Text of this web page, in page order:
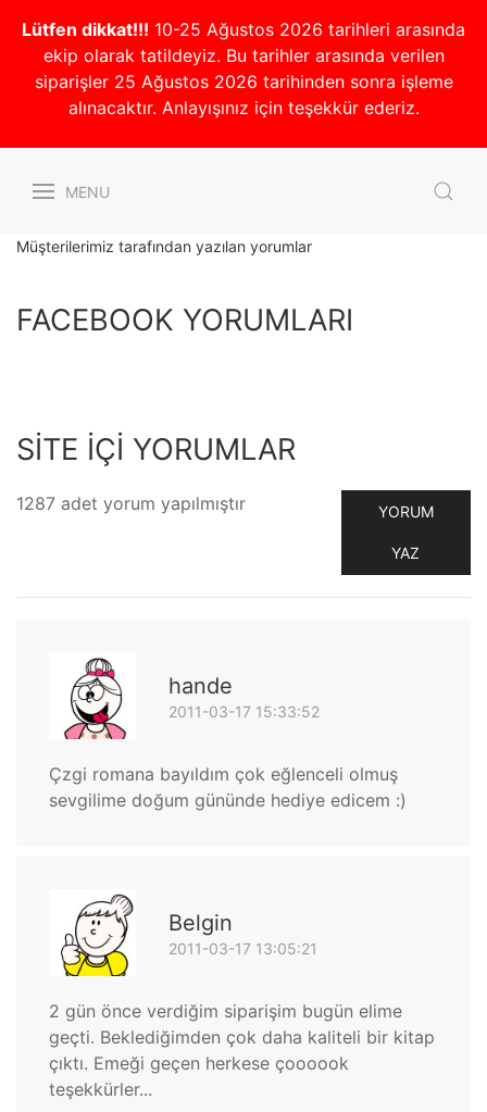
Lütfen dikkat!!! 10-25 Ağustos 2026 tarihleri arasında
ekip olarak tatildeyiz. Bu tarihler arasında verilen
siparişler 25 Ağustos 2026 tarihinden sonra işleme
alınacaktır. Anlayışınız için teşekkür ederiz.
MENU
Müşterilerimiz tarafından yazılan yorumlar
FACEBOOK YORUMLARI
SİTE İÇİ YORUMLAR
1287 adet yorum yapılmıştır YORUM
YAZ
hande
2011-03-17 15:33:52
Çzgi romana bayıldım çok eğlenceli olmuş
sevgilime doğum gününde hediye edicem :)
Belgin
2011-03-17 13:05:21
2 gün önce verdiğim siparişim bugün elime
geçti. Beklediğimden çok daha kaliteli bir kitap
çıktı. Emeği geçen herkese çoooook
teşekkürler...